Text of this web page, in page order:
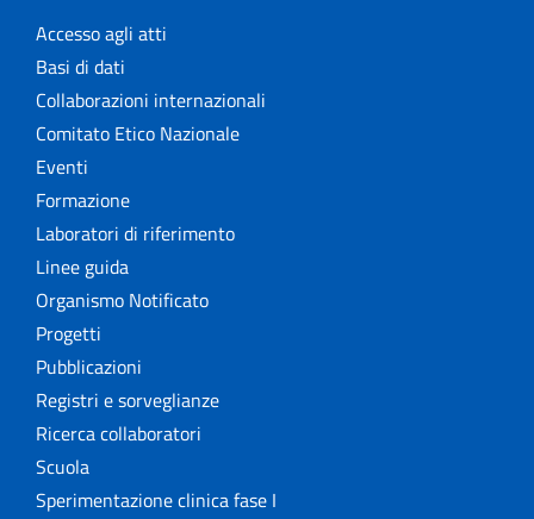
Accesso agli atti
Basi di dati
Collaborazioni internazionali
Comitato Etico Nazionale
Eventi
Formazione
Laboratori di riferimento
Linee guida
Organismo Notificato
Progetti
Pubblicazioni
Registri e sorveglianze
Ricerca collaboratori
Scuola
Sperimentazione clinica fase I